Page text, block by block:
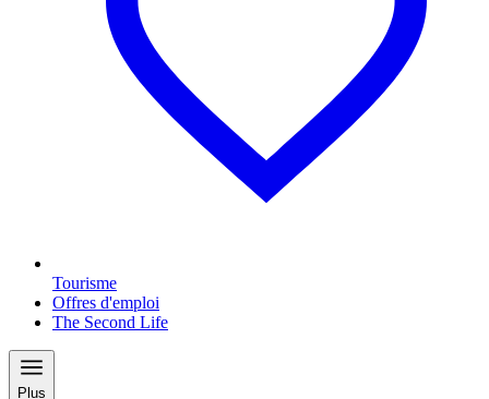
Tourisme
Offres d'emploi
The Second Life
Plus